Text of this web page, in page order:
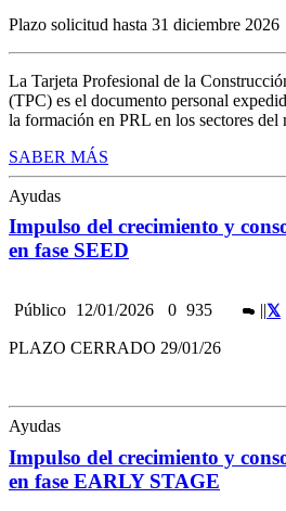
Plazo solicitud hasta 31 diciembre 2026
La Tarjeta Profesional de la
(TPC) es el documento personal
la formación en PRL en los sectores del
SABER MÁS
Ayudas
Impulso del crecimiento y
en fase SEED
Público 12/01/2026 0 935 ||
PLAZO CERRADO 29/01/26
Ayudas
Impulso del crecimiento y
en fase EARLY STAGE